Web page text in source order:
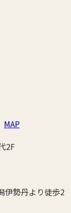
MAP
2F
勢丹より徒歩2